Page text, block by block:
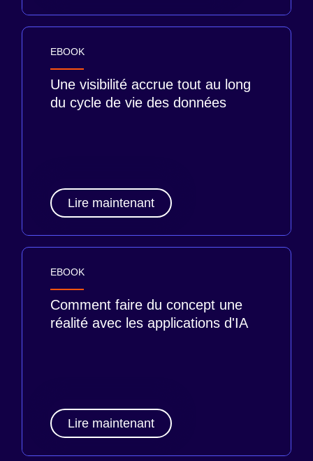
EBOOK
Une visibilité accrue tout au long
du cycle de vie des données
Lire maintenant
EBOOK
Comment faire du concept une
réalité avec les applications d'IA
Lire maintenant